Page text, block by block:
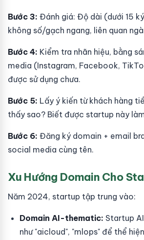
Bước 3: Đánh giá: Độ dài (dưới 15
không số/gạch ngang, liên quan
Bước 4: Kiểm tra nhãn hiệu, bằng
media (Instagram, Facebook,
được sử dụng chưa.
Bước 5: Lấy ý kiến từ khách hàng
thấy sao? Biết được startup này
Bước 6: Đăng ký domain + email
social media cùng tên.
Xu Hướng Domain Cho
Năm 2024, startup tập trung vào:
Domain AI-thematic: Startup
như "aicloud", "mlops" để thể